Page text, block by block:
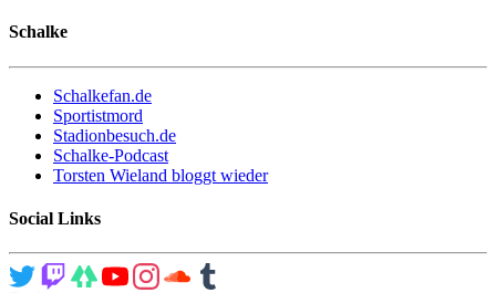
Schalke
Schalkefan.de
Sportistmord
Stadionbesuch.de
Schalke-Podcast
Torsten Wieland bloggt wieder
Social Links